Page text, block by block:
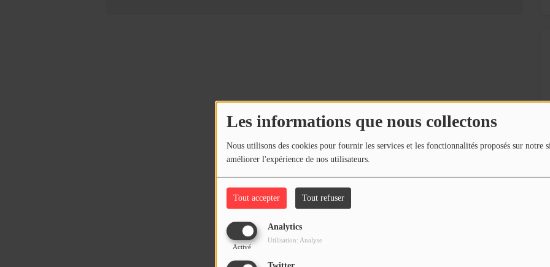
Les informations que nous collectons
Nous utilisons des cookies pour fournir les services et les fonctionnalités proposés sur notre
améliorer l'expérience de nos utilisateurs.
Tout accepter Tout refuser
Analytics
Activé
Utilisation: Analyse